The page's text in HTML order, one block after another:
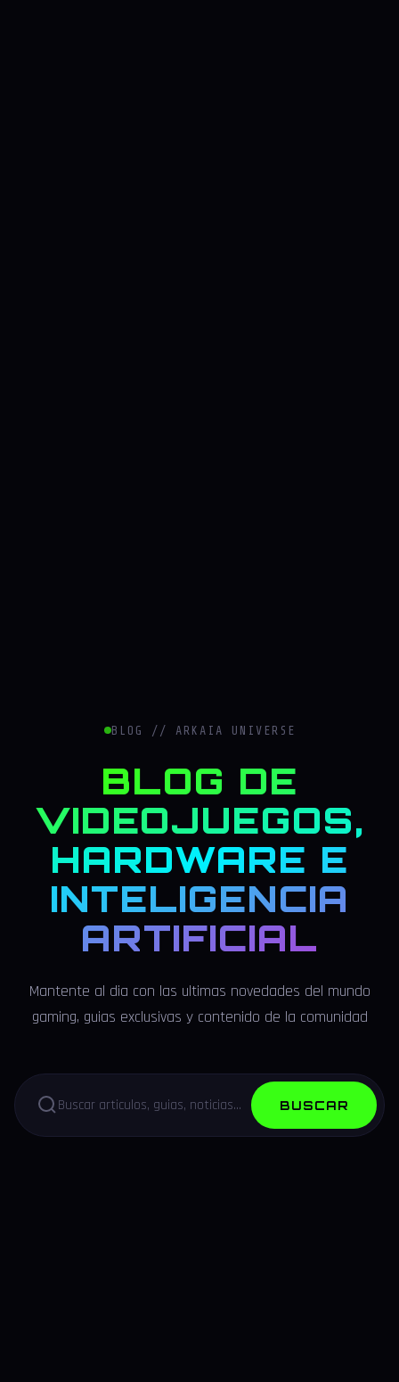
BLOG // ARKAIA UNIVERSE
BLOG DE
VIDEOJUEGOS,
HARDWARE E
INTELIGENCIA
ARTIFICIAL
Mantente al dia con las ultimas novedades del mundo
gaming, guias exclusivas y contenido de la comunidad
BUSCAR